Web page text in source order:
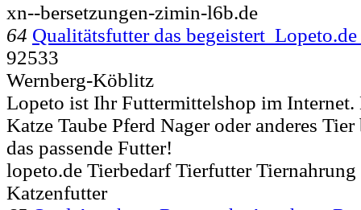
xn--bersetzungen-zimin-l6b.de
64 Qualitätsfutter das begeistert Lopeto.de
92533
Wernberg-Köblitz
Lopeto ist Ihr Futtermittelshop im
Katze Taube Pferd Nager oder anderes
das passende Futter!
lopeto.de Tierbedarf Tierfutter Tiernahrung
Katzenfutter